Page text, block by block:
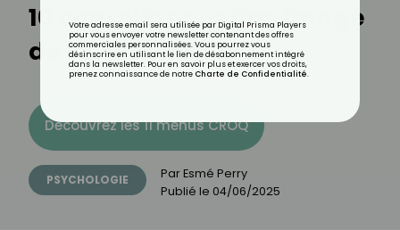
10 conseils pour une image
de soi plus positive
Découvrez les 11 menus CROQ
PSYCHOLOGIE ParEsmé Perry
Publié le 04/06/2025
Votre adresse email sera utilisée par Digital Prisma Players
pour vous envoyer votre newsletter contenant des offres
commerciales personnalisées. Vous pourrez vous
désinscrire en utilisant le lien de désabonnement intégré
dans la newsletter. Pour en savoir plus et exercer vos droits,
prenez connaissance de notre Charte de Confidentialité.